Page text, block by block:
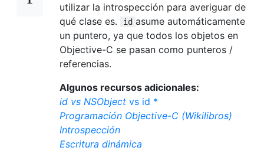
utilizar la introspección para averiguar de
qué clase es.
id asume automáticamente
un puntero, ya que todos los objetos en
Objective-C se pasan como punteros /
referencias.
Algunos recursos adicionales:
id vs NSObject vs id *
Programación Objective-C (Wikilibros)
Introspección
Escritura dinámica